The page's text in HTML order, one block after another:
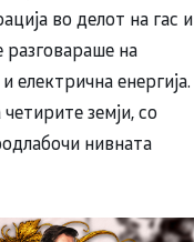
во делот на гас и
разговараше на
електрична енергија.
земји, со
нивната